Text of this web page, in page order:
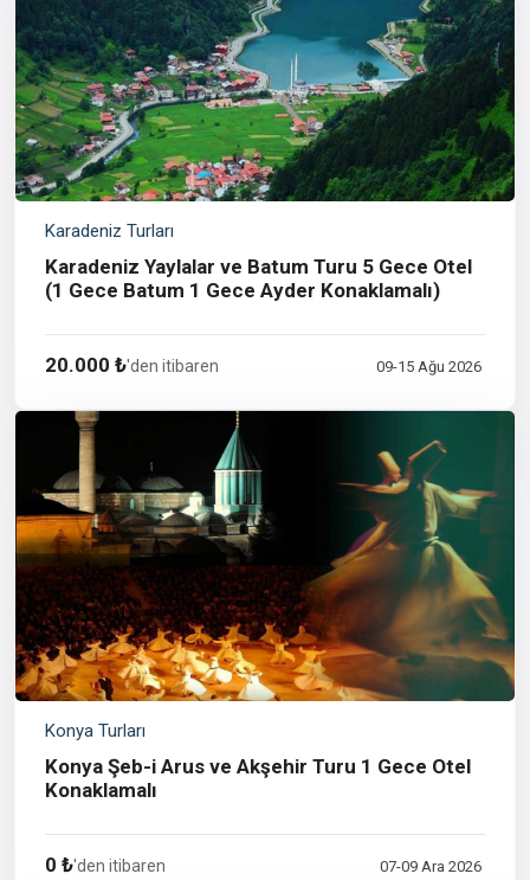
Karadeniz Turları
Karadeniz Yaylalar ve Batum Turu 5 Gece Otel
(1 Gece Batum 1 Gece Ayder Konaklamalı)
20.000 ₺'den itibaren 09-15 Ağu 2026
Konya Turları
Konya Şeb-i Arus ve Akşehir Turu 1 Gece Otel
Konaklamalı
0 ₺'den itibaren 07-09 Ara 2026